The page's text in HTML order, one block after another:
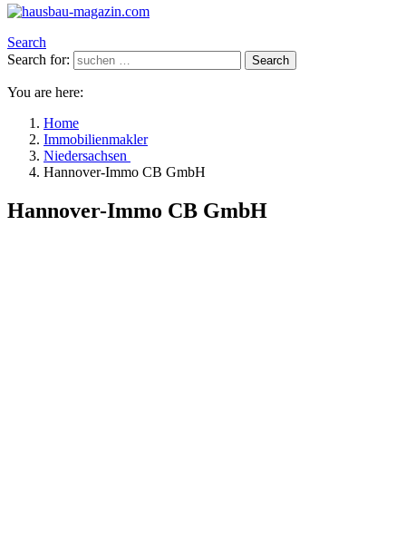
Search
Search for:
Search
You are here:
Home
Immobilienmakler
Niedersachsen
Hannover-Immo CB GmbH
Hannover-Immo CB GmbH